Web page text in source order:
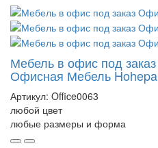
Мебель в офис под заказ
Офисная Мебель Hohepa
Артикул: Office0063
любой цвет
любые размеры и форма